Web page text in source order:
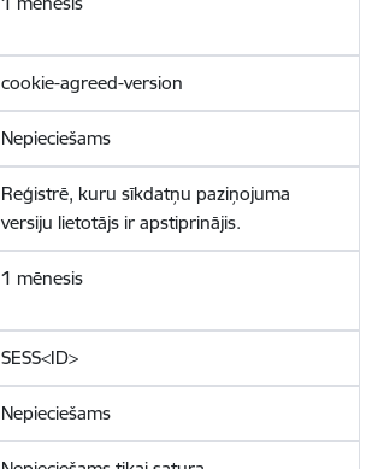
cookie-agreed-version
Nepieciešams
Reģistrē, kuru sīkdatņu paziņojuma
versiju lietotājs ir apstiprinājis.
1 mēnesis
SESS<ID>
Nepieciešams